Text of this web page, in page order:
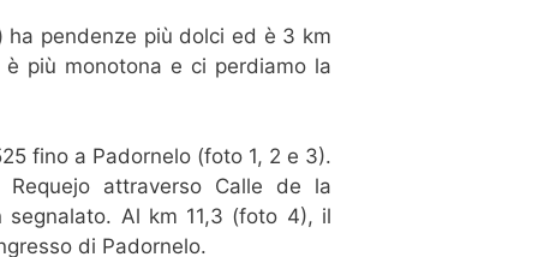
pendenze più dolci ed è 3 km
più monotona e ci perdiamo la
fino a Padornelo (foto 1, 2 e 3).
attraverso Calle de la
Al km 11,3 (foto 4), il
di Padornelo.